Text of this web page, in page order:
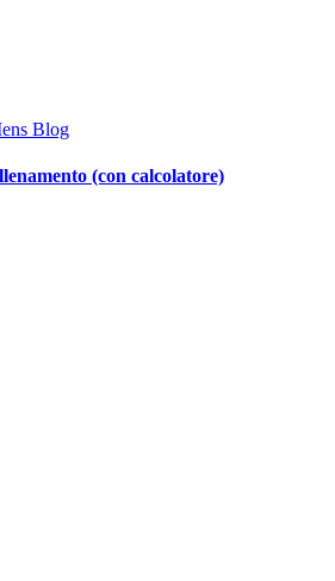
(con calcolatore)